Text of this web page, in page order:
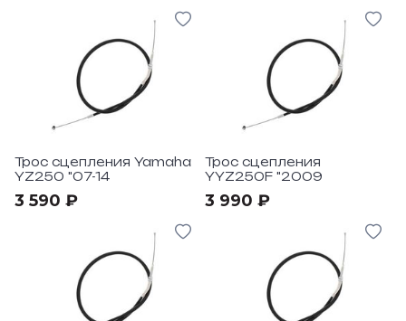
Трос сцепления Yamaha
YZ250 "07-14
3 590 ₽
Трос сцепления
YYZ250F "2009
3 990 ₽